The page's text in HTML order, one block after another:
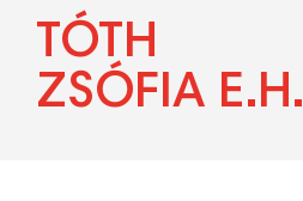
TÓTH
ZSÓFIA E.H.